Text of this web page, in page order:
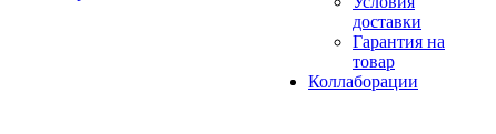
доставки
Гарантия на
товар
Коллаборации